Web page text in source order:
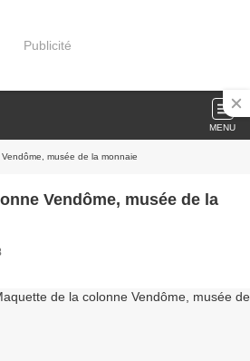
Publicité
MENU
musée de la monnaie
Vendôme, musée de la